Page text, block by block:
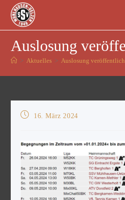
Auslosung
> Aktuelles > Auslosung
16. März 2024